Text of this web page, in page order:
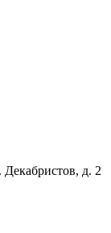
Декабристов, д. 2